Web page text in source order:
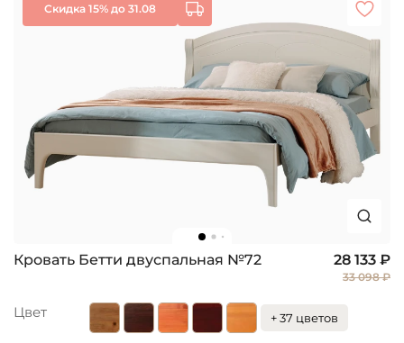
Скидка 15% до 31.08
Кровать Бетти двуспальная №72 28 133 ₽
33 098 ₽
Цвет + 37 цветов